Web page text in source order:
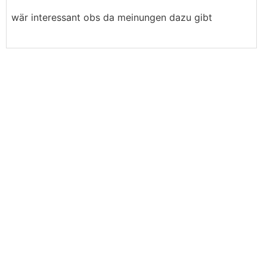
wär interessant obs da meinungen dazu gibt